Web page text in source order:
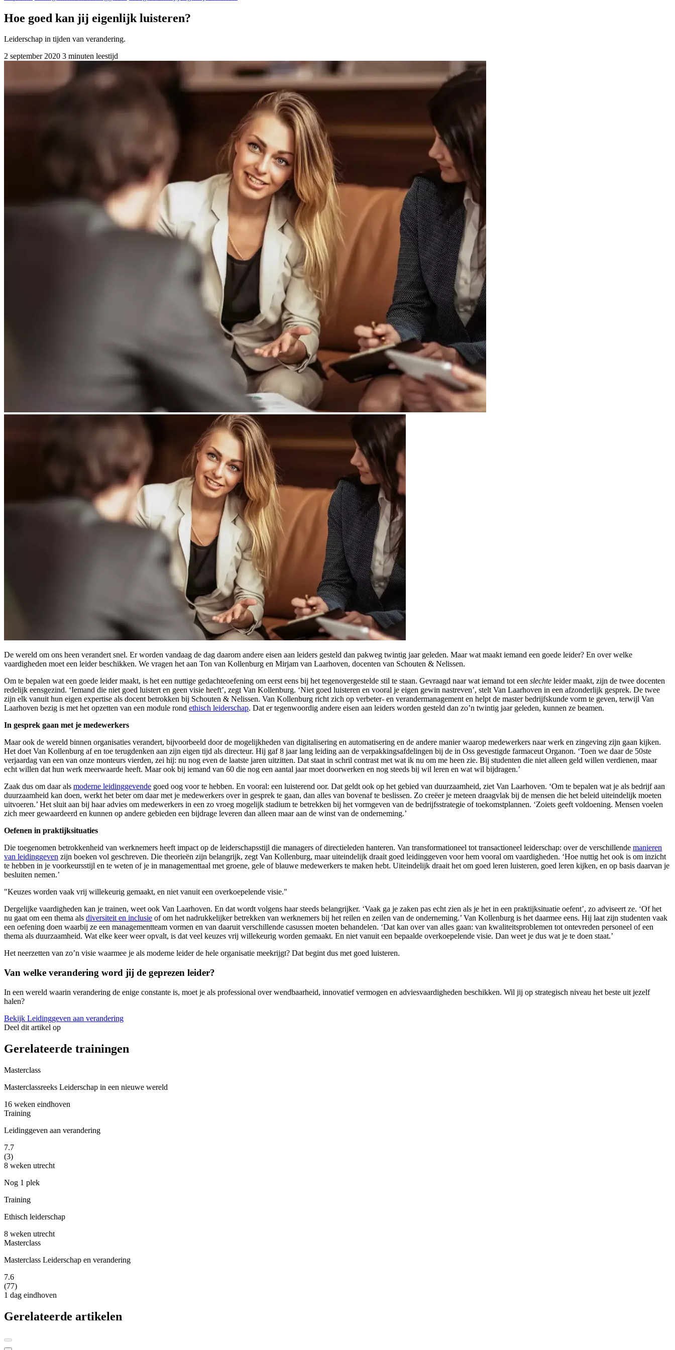
Hoe goed kan jij eigenlijk luisteren?
Leiderschap in tijden van verandering.
2 september 2020 3 minuten leestijd
De wereld om ons heen verandert snel. Er worden vandaag de dag daarom andere eisen aan leiders gesteld dan pakweg twintig jaar geleden. Maar wat maakt iemand een goede leider? En over welke
vaardigheden moet een leider beschikken. We vragen het aan Ton van Kollenburg en Mirjam van Laarhoven, docenten van Schouten & Nelissen.
Om te bepalen wat een goede leider maakt, is het een nuttige gedachteoefening om eerst eens bij het tegenovergestelde stil te staan. Gevraagd naar wat iemand tot een slechte leider maakt, zijn de twee docenten
redelijk eensgezind. ‘Iemand die niet goed luistert en geen visie heeft’, zegt Van Kollenburg. ‘Niet goed luisteren en vooral je eigen gewin nastreven’, stelt Van Laarhoven in een afzonderlijk gesprek. De twee
zijn elk vanuit hun eigen expertise als docent betrokken bij Schouten & Nelissen. Van Kollenburg richt zich op verbeter- en verandermanagement en helpt de master bedrijfskunde vorm te geven, terwijl Van
Laarhoven bezig is met het opzetten van een module rond ethisch leiderschap. Dat er tegenwoordig andere eisen aan leiders worden gesteld dan zo’n twintig jaar geleden, kunnen ze beamen.
In gesprek gaan met je medewerkers
Maar ook de wereld binnen organisaties verandert, bijvoorbeeld door de mogelijkheden van digitalisering en automatisering en de andere manier waarop medewerkers naar werk en zingeving zijn gaan kijken.
Het doet Van Kollenburg af en toe terugdenken aan zijn eigen tijd als directeur. Hij gaf 8 jaar lang leiding aan de verpakkingsafdelingen bij de in Oss gevestigde farmaceut Organon. ‘Toen we daar de 50ste
verjaardag van een van onze monteurs vierden, zei hij: nu nog even de laatste jaren uitzitten. Dat staat in schril contrast met wat ik nu om me heen zie. Bij studenten die niet alleen geld willen verdienen, maar
echt willen dat hun werk meerwaarde heeft. Maar ook bij iemand van 60 die nog een aantal jaar moet doorwerken en nog steeds bij wil leren en wat wil bijdragen.’
Zaak dus om daar als moderne leidinggevende goed oog voor te hebben. En vooral: een luisterend oor. Dat geldt ook op het gebied van duurzaamheid, ziet Van Laarhoven. ‘Om te bepalen wat je als bedrijf aan
duurzaamheid kan doen, werkt het beter om daar met je medewerkers over in gesprek te gaan, dan alles van bovenaf te beslissen. Zo creëer je meteen draagvlak bij de mensen die het beleid uiteindelijk moeten
uitvoeren.’ Het sluit aan bij haar advies om medewerkers in een zo vroeg mogelijk stadium te betrekken bij het vormgeven van de bedrijfsstrategie of toekomstplannen. ‘Zoiets geeft voldoening. Mensen voelen
zich meer gewaardeerd en kunnen op andere gebieden een bijdrage leveren dan alleen maar aan de winst van de onderneming.’
Oefenen in praktijksituaties
Die toegenomen betrokkenheid van werknemers heeft impact op de leiderschapsstijl die managers of directieleden hanteren. Van transformationeel tot transactioneel leiderschap: over de verschillende manieren
van leidinggeven zijn boeken vol geschreven. Die theorieën zijn belangrijk, zegt Van Kollenburg, maar uiteindelijk draait goed leidinggeven voor hem vooral om vaardigheden. ‘Hoe nuttig het ook is om inzicht
te hebben in je voorkeursstijl en te weten of je in managementtaal met groene, gele of blauwe medewerkers te maken hebt. Uiteindelijk draait het om goed leren luisteren, goed leren kijken, en op basis daarvan je
besluiten nemen.’
"Keuzes worden vaak vrij willekeurig gemaakt, en niet vanuit een overkoepelende visie."
Dergelijke vaardigheden kan je trainen, weet ook Van Laarhoven. En dat wordt volgens haar steeds belangrijker. ‘Vaak ga je zaken pas echt zien als je het in een praktijksituatie oefent’, zo adviseert ze. ‘Of het
nu gaat om een thema als diversiteit en inclusie of om het nadrukkelijker betrekken van werknemers bij het reilen en zeilen van de onderneming.’ Van Kollenburg is het daarmee eens. Hij laat zijn studenten vaak
een oefening doen waarbij ze een managementteam vormen en van daaruit verschillende casussen moeten behandelen. ‘Dat kan over van alles gaan: van kwaliteitsproblemen tot ontevreden personeel of een
thema als duurzaamheid. Wat elke keer weer opvalt, is dat veel keuzes vrij willekeurig worden gemaakt. En niet vanuit een bepaalde overkoepelende visie. Dan weet je dus wat je te doen staat.’
Het neerzetten van zo’n visie waarmee je als moderne leider de hele organisatie meekrijgt? Dat begint dus met goed luisteren.
Van welke verandering word jij de geprezen leider?
In een wereld waarin verandering de enige constante is, moet je als professional over wendbaarheid, innovatief vermogen en adviesvaardigheden beschikken. Wil jij op strategisch niveau het beste uit jezelf
halen?
Bekijk Leidinggeven aan verandering
Deel dit artikel op
Gerelateerde trainingen
Masterclass
Masterclassreeks Leiderschap in een nieuwe wereld
16 weken eindhoven
Training
Leidinggeven aan verandering
7.7
(3)
8 weken utrecht
Nog 1 plek
Training
Ethisch leiderschap
8 weken utrecht
Masterclass
Masterclass Leiderschap en verandering
7.6
(77)
1 dag eindhoven
Gerelateerde artikelen